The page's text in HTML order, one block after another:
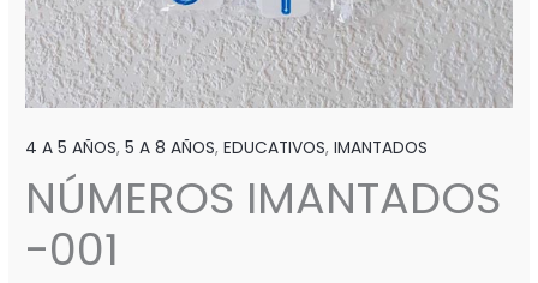
4 A 5 AÑOS,5 A 8 AÑOS,EDUCATIVOS,IMANTADOS
NÚMEROS IMANTADOS
-001